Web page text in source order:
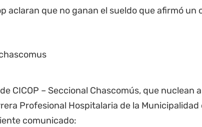
CICOP – Seccional Chascomús, que nuclean
Profesional Hospitalaria de la
comunicado: